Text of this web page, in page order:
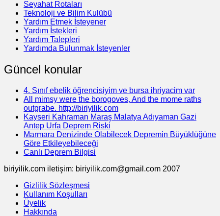
Seyahat Rotaları
Teknoloji ve Bilim Kulübü
Yardım Etmek İsteyener
Yardım İstekleri
Yardım Talepleri
Yardımda Bulunmak İsteyenler
Güncel konular
4. Sınıf ebelik öğrencisiyim ve bursa ihriyacim var
All mimsy were the borogoves, And the mome raths
outgrabe. http://biriyilik.com
Kayseri Kahraman Maraş Malatya Adıyaman Gazi
Antep Urfa Deprem Riski
Marmara Denizinde Olabilecek Depremin Büyüklüğüne
Göre Etkileyebileceği
Canlı Deprem Bilgisi
biriyilik.com iletişim: biriyilik.com@gmail.com 2007
Gizlilik Sözleşmesi
Kullanım Koşulları
Üyelik
Hakkında